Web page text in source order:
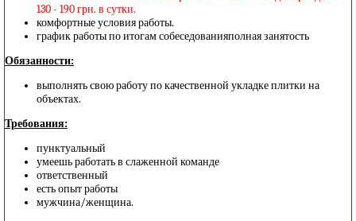
130 - 190 грн. в сутки.
комфортные условия работы.
график работы по итогам собеседованияполная занятость
Обязанности:
выполнять свою работу по качественной укладке плитки на
объектах.
Требования:
пунктуальный
умеешь работать в слаженной команде
ответственный
есть опыт работы
мужчина/женщина.